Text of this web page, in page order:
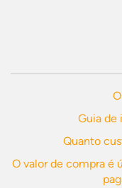
Guia de
Quanto
O valor de compra é